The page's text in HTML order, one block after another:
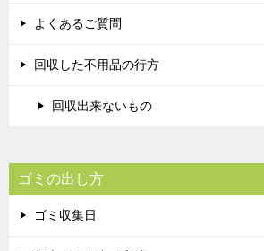
よくあるご質問
回収した不用品の行方
回収出来ないもの
ゴミの出し方
ゴミ収集日